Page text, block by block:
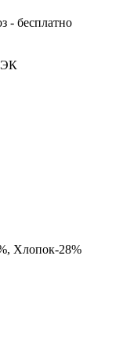
- бесплатно
Хлопок-28%